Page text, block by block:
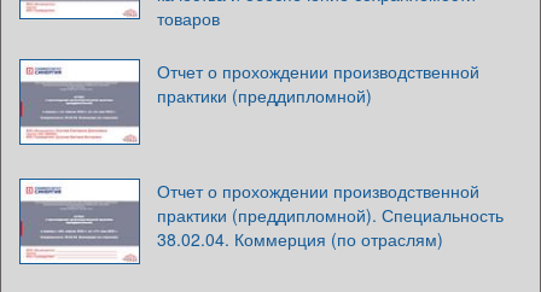
товаров
Отчет о прохождении производственной
практики (преддипломной)
Отчет о прохождении производственной
практики (преддипломной). Специальность
38.02.04. Коммерция (по отраслям)